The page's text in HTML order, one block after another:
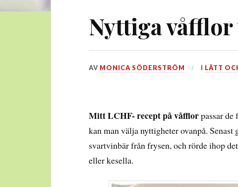
Nyttiga
DEN
AV MONICA SÖDERSTRÖM I LÄTT
Mitt LCHF- recept på våfflorpassar
kan man välja nyttigheter ovanpå.
svartvinbär från frysen, och rörde ihop
eller kesella.